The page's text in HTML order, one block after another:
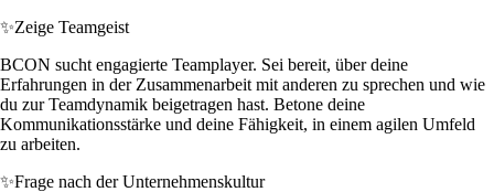
✨Zeige Teamgeist
BCON sucht engagierte Teamplayer. Sei bereit, über deine
Erfahrungen in der Zusammenarbeit mit anderen zu sprechen und wie
du zur Teamdynamik beigetragen hast. Betone deine
Kommunikationsstärke und deine Fähigkeit, in einem agilen Umfeld
zu arbeiten.
✨Frage nach der Unternehmenskultur